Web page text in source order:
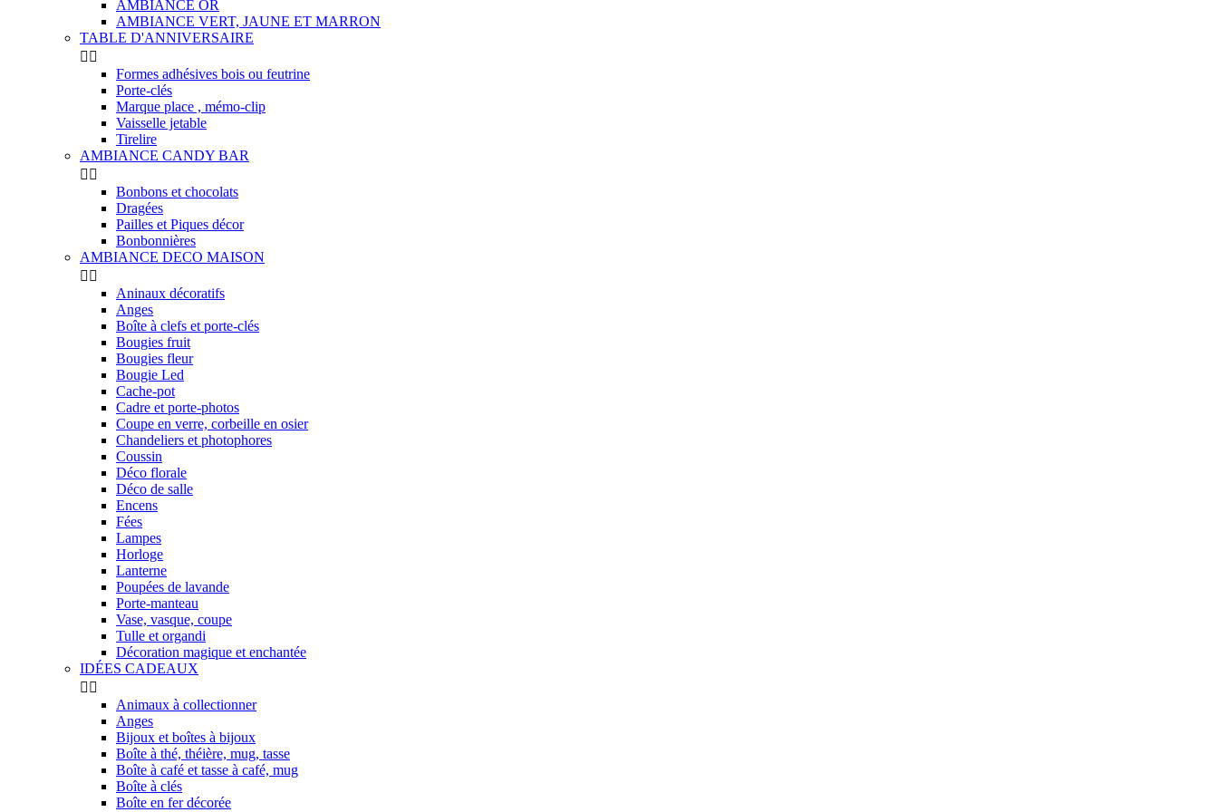
AMBIANCE OR
AMBIANCE VERT, JAUNE ET MARRON
TABLE D'ANNIVERSAIRE
 
Formes adhésives bois ou feutrine
Porte-clés
Marque place , mémo-clip
Vaisselle jetable
Tirelire
AMBIANCE CANDY BAR
 
Bonbons et chocolats
Dragées
Pailles et Piques décor
Bonbonnières
AMBIANCE DECO MAISON
 
Aninaux décoratifs
Anges
Boîte à clefs et porte-clés
Bougies fruit
Bougies fleur
Bougie Led
Cache-pot
Cadre et porte-photos
Coupe en verre, corbeille en osier
Chandeliers et photophores
Coussin
Déco florale
Déco de salle
Encens
Fées
Lampes
Horloge
Lanterne
Poupées de lavande
Porte-manteau
Vase, vasque, coupe
Tulle et organdi
Décoration magique et enchantée
IDÉES CADEAUX
 
Animaux à collectionner
Anges
Bijoux et boîtes à bijoux
Boîte à thé, théière, mug, tasse
Boîte à café et tasse à café, mug
Boîte à clés
Boîte en fer décorée